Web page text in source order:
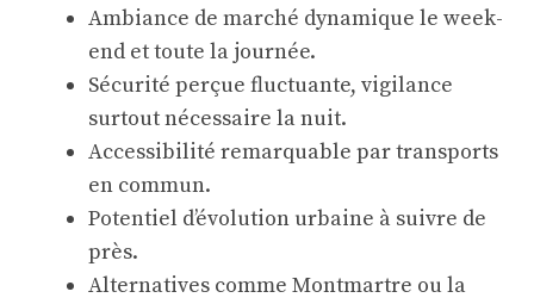
Ambiance de marché dynamique le week-
end et toute la journée.
Sécurité perçue fluctuante, vigilance
surtout nécessaire la nuit.
Accessibilité remarquable par transports
en commun.
Potentiel d’évolution urbaine à suivre de
près.
Alternatives comme Montmartre ou la